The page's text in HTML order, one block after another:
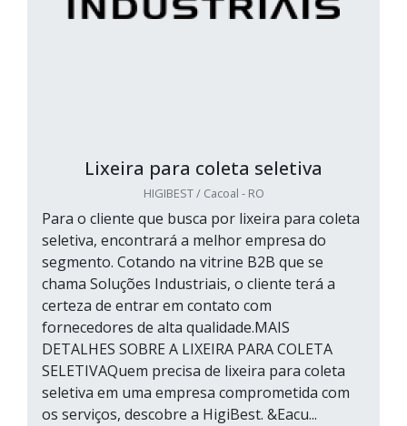
Lixeira para coleta seletiva
HIGIBEST / Cacoal - RO
Para o cliente que busca por lixeira para coleta
seletiva, encontrará a melhor empresa do
segmento. Cotando na vitrine B2B que se
chama Soluções Industriais, o cliente terá a
certeza de entrar em contato com
fornecedores de alta qualidade.MAIS
DETALHES SOBRE A LIXEIRA PARA COLETA
SELETIVAQuem precisa de lixeira para coleta
seletiva em uma empresa comprometida com
os serviços, descobre a HigiBest. &Eacu...